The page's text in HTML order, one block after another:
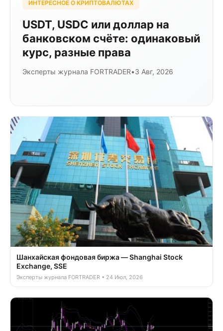
ИНТЕРЕСНОЕ О КРИПТОВАЛЮТАХ
USDT, USDC или доллар на
банковском счёте: одинаковый
курс, разные права
Эксперты журнала FORTRADER•3 Авг, 2026
Шанхайская фондовая биржа — Shanghai Stock
Exchange, SSE
Эксперты журнала FORTRADER • 24 Июл, 2026